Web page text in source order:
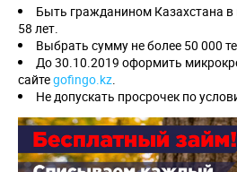
Быть гражданином Казахстана в
58 лет.
Выбрать сумму не более 50 000
До 30.10.2019 оформить
сайтеgofingo.kz.
Не допускать просрочек по